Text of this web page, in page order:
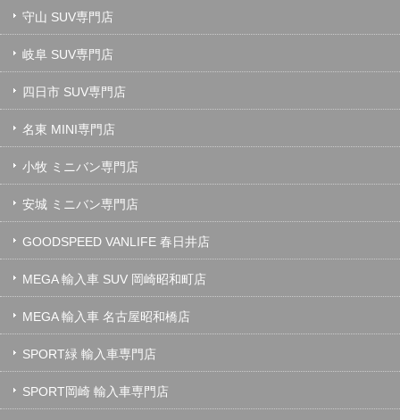
守山 SUV専門店
岐阜 SUV専門店
四日市 SUV専門店
名東 MINI専門店
小牧 ミニバン専門店
安城 ミニバン専門店
GOODSPEED VANLIFE 春日井店
MEGA 輸入車 SUV 岡崎昭和町店
MEGA 輸入車 名古屋昭和橋店
SPORT緑 輸入車専門店
SPORT岡崎 輸入車専門店